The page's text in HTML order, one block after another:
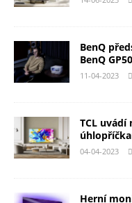
BenQ
BenQ
11-04-2023
TCL uvádí
04-04-2023
Herní